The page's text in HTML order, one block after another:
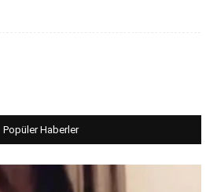
Popüler Haberler